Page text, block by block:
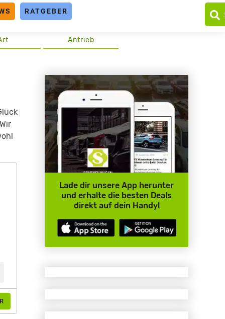
RATGEBER
Antrieb
Lade dir unsere App herunter
und erhalte die besten Deals
direkt auf dein Handy!